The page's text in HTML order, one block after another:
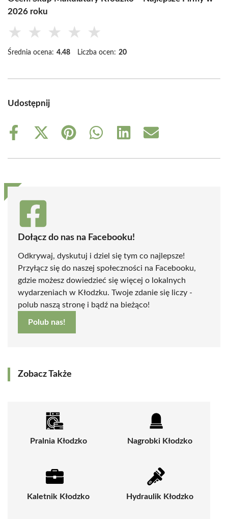
2026 roku
★ ★ ★ ★ ★
Średnia ocena: 4.48 Liczba ocen: 20
Udostępnij
Share
Share
(Twitter)
Share
Share
Share
Share
Dołącz do nas na Facebooku!
Odkrywaj, dyskutuj i dziel się tym co najlepsze!
Przyłącz się do naszej społeczności na Facebooku,
gdzie możesz dowiedzieć się więcej o lokalnych
wydarzeniach w Kłodzku. Twoje zdanie się liczy -
polub naszą stronę i bądź na bieżąco!
Polub nas!
Zobacz Także
Pralnia Kłodzko Nagrobki Kłodzko
Kaletnik Kłodzko Hydraulik Kłodzko